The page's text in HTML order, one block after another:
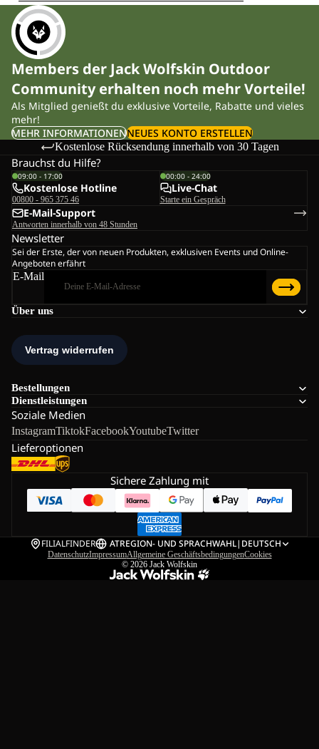
Members der Jack Wolfskin Outdoor
Community erhalten noch mehr Vorteile!
Als Mitglied genießt du exklusive Vorteile, Rabatte und vieles
mehr!
MEHR INFORMATIONENNEUES KONTO ERSTELLEN
Kostenlose Rücksendung innerhalb von 30 Tagen
Über uns
Bestellungen
Dienstleistungen
Soziale Medien
InstagramTiktokFacebookYoutubeTwitter
Lieferoptionen
Brauchst du Hilfe?
09:00 - 17:00
Kostenlose Hotline
00800 - 965 375 46
00:00 - 24:00
Live-Chat
Starte ein Gespräch
E-Mail-Support
Antworten innerhalb von 48 Stunden
Newsletter
Sei der Erste, der von neuen Produkten, exklusiven Events und Online-
Angeboten erfährt
E-Mail
Sichere Zahlung mit
FILIALFINDER ATREGION- UND SPRACHWAHL| DEUTSCH
DatenschutzImpressumAllgemeine GeschäftsbedingungenCookies
© 2026 Jack Wolfskin